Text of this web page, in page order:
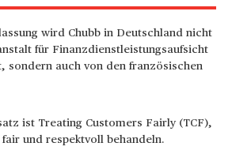
wird Chubb in Deutschland nicht
für Finanzdienstleistungsaufsicht
sondern auch von den französischen
ist Treating Customers Fairly (TCF),
und respektvoll behandeln.